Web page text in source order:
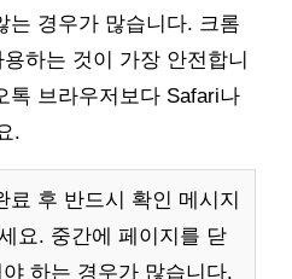
는 경우가 많습니다. 크롬
하는 것이 가장 안전합니
톡 브라우저보다 Safari나
.
료 후 반드시 확인 메시지
요. 중간에 페이지를 닫
하는 경우가 많습니다.